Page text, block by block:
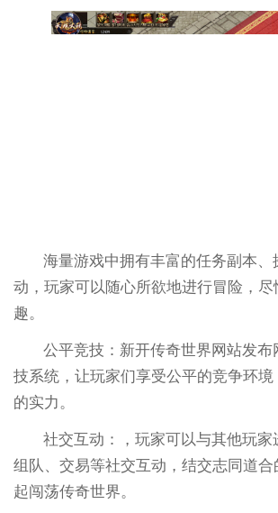
海量游戏中拥有丰富的任务副本、
动，玩家可以随心所欲地进行冒险，
趣。
公平竞技：新开传奇世界网站发布
技系统，让玩家们享受公平的竞争环境
的实力。
社交互动：，玩家可以与其他玩家
组队、交易等社交互动，结交志同道
起闯荡传奇世界。